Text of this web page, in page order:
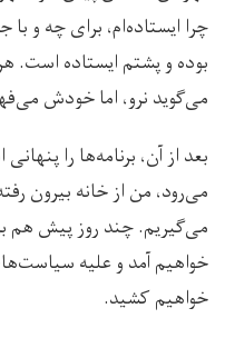
چرا ایستاده‌ام، برای چه و
بوده و پشتم ایستاده است.
می‌گوید نرو، اما خودش
بعد از آن، برنامه‌ها را
می‌رود، من از خانه بیرون
می‌گیریم. چند روز پیش هم
خواهیم آمد و علیه
خواهیم کشید.